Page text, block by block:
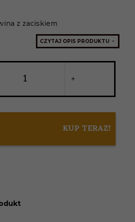
z zaciskiem
CZYTAJ OPIS PRODUKTU
KUP TERAZ!